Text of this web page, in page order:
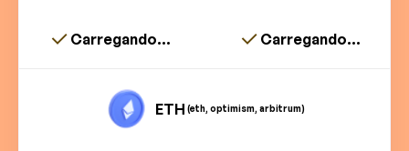
Carregando... Carregando...
ETH (eth, optimism, arbitrum)